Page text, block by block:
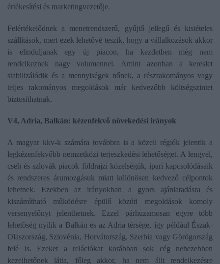
értékesítési és marketingvezetője.
Felértékelődnek a menetrendszerű, gyűjtő jellegű és kistételes
szállítások, mert ezek lehetővé teszik, hogy a vállalkozások akkor
is elinduljanak egy új piacon, ha kezdetben még nem
rendelkeznek nagy volumennel. Amint azonban a kereslet
stabilizálódik és a mennyiségek nőnek, a részrakományos vagy
teljes rakományos megoldások már kedvezőbb költségszintet
biztosíthatnak.
V4, Adria, Balkán: kézenfekvő növekedési irányok
A magyar kkv-k számára továbbra is a közeli régiók jelentik a
legkézenfekvőbb nemzetközi terjeszkedési lehetőséget. A lengyel,
cseh és szlovák piacok földrajzi közelségük, ipari kapcsolódásaik
és rendszeres árumozgásuk miatt különösen kedvező célpontok
lehetnek. Ezekben az irányokban a gyors ajánlatadásra és
kiszámítható működésre épülő közúti megoldások komoly
versenyelőnyt jelenthetnek. Ezzel párhuzamosan egyre több
lehetőség nyílik a Balkán és az Adria térsége, így például Észak-
Olaszország, Szlovénia, Horvátország, Szerbia vagy Görögország
felé is. Ezeket a relációkat korábban sok cég nehezebben
kezelhetőnek látta, főleg akkor, ha nem állt rendelkezésre